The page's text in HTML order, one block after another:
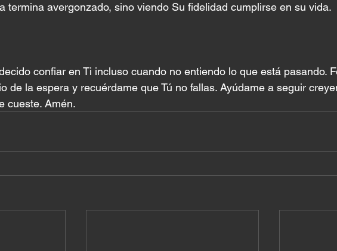
termina avergonzado, sino viendo Su fidelidad cumplirse en su vida.
confiar en Ti incluso cuando no entiendo lo que está pasando.
de la espera y recuérdame que Tú no fallas. Ayúdame a seguir
cueste. Amén.